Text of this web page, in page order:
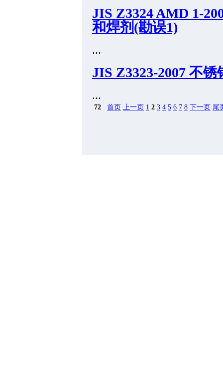
JIS Z3324 AMD 1-
和焊剂(勘误1)
...
JIS Z3323-2007 不
...
72 首页 上一页 1 2 3 4 5 6 7 8 下一页 尾